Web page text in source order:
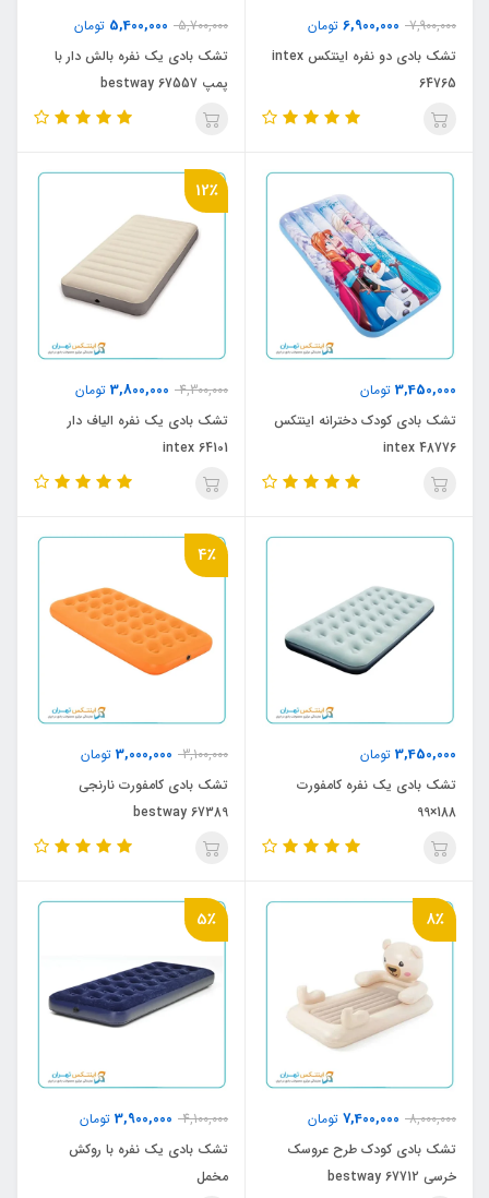
7,900,000
6,900,000 تومان
تشک بادی دو نفره اینتکس intex
64765
5,700,000
5,400,000 تومان
تشک بادی یک نفره بالش دار با
پمپ bestway 67557
3,450,000 تومان
تشک بادی کودک دخترانه اینتکس
intex 48776
12٪
4,300,000
3,800,000 تومان
تشک بادی یک نفره الیاف دار
intex 64101
3,450,000 تومان
تشک بادی یک نفره کامفورت
188×99
4٪
3,100,000
3,000,000 تومان
تشک بادی کامفورت نارنجی
bestway 67389
8٪
8,000,000
7,400,000 تومان
تشک بادی کودک طرح عروسک
خرسی bestway 67712
5٪
4,100,000
3,900,000 تومان
تشک بادی یک نفره با روکش
مخمل